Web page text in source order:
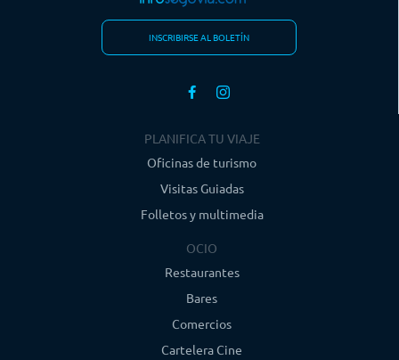
INSCRIBIRSE AL BOLETÍN
PLANIFICA TU VIAJE
Oficinas de turismo
Visitas Guiadas
Folletos y multimedia
OCIO
Restaurantes
Bares
Comercios
Cartelera Cine